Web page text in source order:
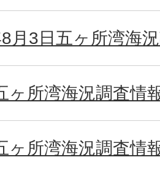
月3日五ヶ所湾海
ヶ所湾海況調査情
ヶ所湾海況調査情